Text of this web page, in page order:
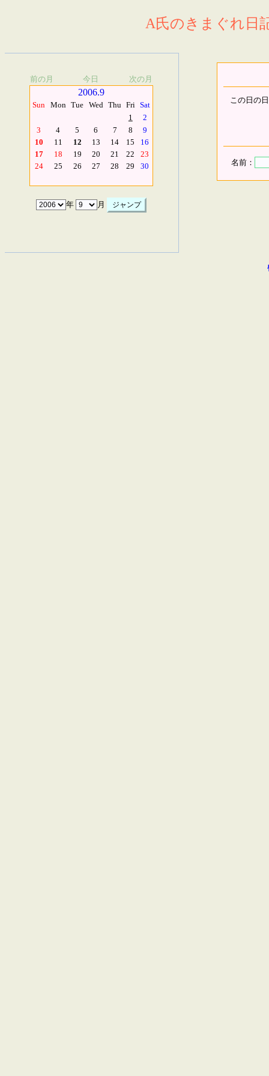
A氏のきまぐれ日
前の月 今日 次の月
2006.9
Sun Mon Tue Wed Thu Fri Sat
1
2
3
4 5 6 7 8
9
10
11 12 13 14 15
16
17
18 19 20 21 22
23
24
25 26 27 28 29 30
年 月
この日の
名前：